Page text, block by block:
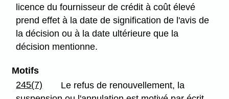
licence du fournisseur de crédit à coût élevé
prend effet à la date de signification de l'avis de
la décision ou à la date ultérieure que la
décision mentionne.
Motifs
245(7)
Le refus de renouvellement, la